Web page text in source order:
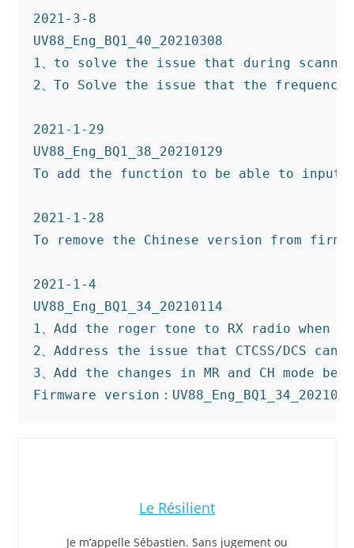
2021-3-8
UV88_Eng_BQ1_40_20210308
1、to solve the issue that during
2、To Solve the issue that the
2021-1-29
UV88_Eng_BQ1_38_20210129
To add the function to be able to input
2021-1-28
To remove the Chinese version from
2021-1-4
UV88_Eng_BQ1_34_20210114
1、Add the roger tone to RX radio when
2、Address the issue that CTCSS/DCS
3、Add the changes in MR and CH
Firmware version：
Le Résilient
Je m’appelle Sébastien. Sans jugement ou